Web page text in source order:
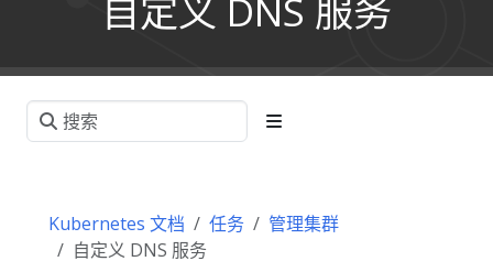
自定义 DNS 服务
Kubernetes 文档 任务
管理集群
自定义 DNS 服务